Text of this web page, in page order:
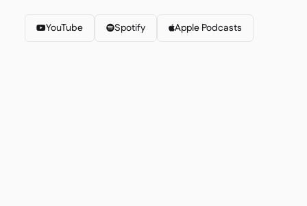
 Transferts d'inventaire
YouTube Spotify Apple Podcasts